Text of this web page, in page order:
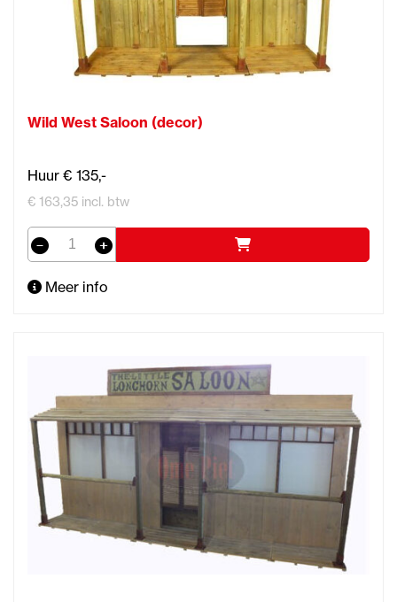
Wild West Saloon (decor)
Huur € 135,-
€ 163,35 incl. btw
Meer info